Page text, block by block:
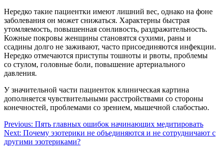
Нередко такие пациентки имеют лишний вес, однако на фоне
заболевания он может снижаться. Характерны быстрая
утомляемость, повышенная сонливость, раздражительность.
Кожные покровы женщины становятся сухими, раны и
ссадины долго не заживают, часто присоединяются инфекции.
Нередко отмечаются приступы тошноты и рвоты, проблемы
со стулом, головные боли, повышение артериального
давления.
У значительной части пациенток клиническая картина
дополняется чувствительными расстройствами со стороны
конечностей, проблемами со зрением, мышечной слабостью.
Навигация
по
Previous: Пять главных ошибок начинающих медитировать
Next: Почему эзотерики не объединяются и не сотрудничают с
другими эзотериками?